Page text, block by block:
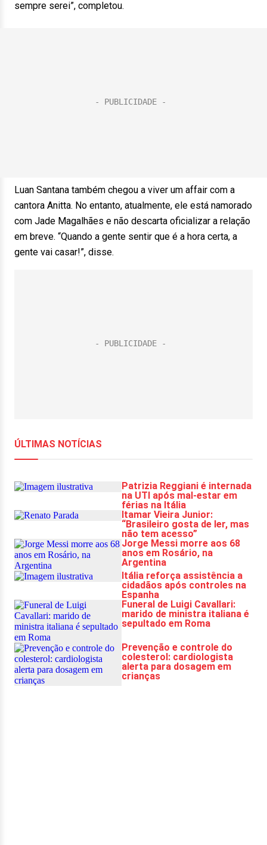
sempre serei”, completou.
Luan Santana também chegou a viver um affair com a
cantora Anitta. No entanto, atualmente, ele está namorado
com Jade Magalhães e não descarta oficializar a relação
em breve. “Quando a gente sentir que é a hora certa, a
gente vai casar!”, disse.